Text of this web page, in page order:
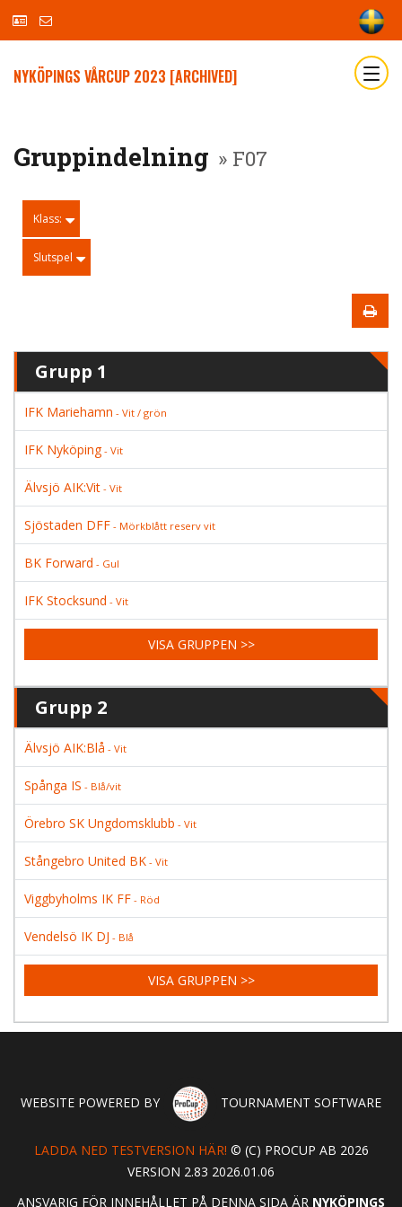
NYKÖPINGS VÅRCUP 2023 [ARCHIVED]
Gruppindelning » F07
Klass:
Slutspel
Grupp 1
IFK Mariehamn - Vit / grön
IFK Nyköping- Vit
Älvsjö AIK:Vit - Vit
Sjöstaden DFF - Mörkblått reserv vit
BK Forward - Gul
IFK Stocksund - Vit
VISA GRUPPEN >>
Grupp 2
Älvsjö AIK:Blå - Vit
Spånga IS - Blå/vit
Örebro SK Ungdomsklubb - Vit
Stångebro United BK - Vit
Viggbyholms IK FF - Röd
Vendelsö IK DJ - Blå
VISA GRUPPEN >>
WEBSITE POWERED BY TOURNAMENT SOFTWARE
LADDA NED TESTVERSION HÄR! © (C) PROCUP AB 2026
VERSION 2.83 2026.01.06
ANSVARIG FÖR INNEHÅLLET PÅ DENNA SIDA ÄR NYKÖPINGS